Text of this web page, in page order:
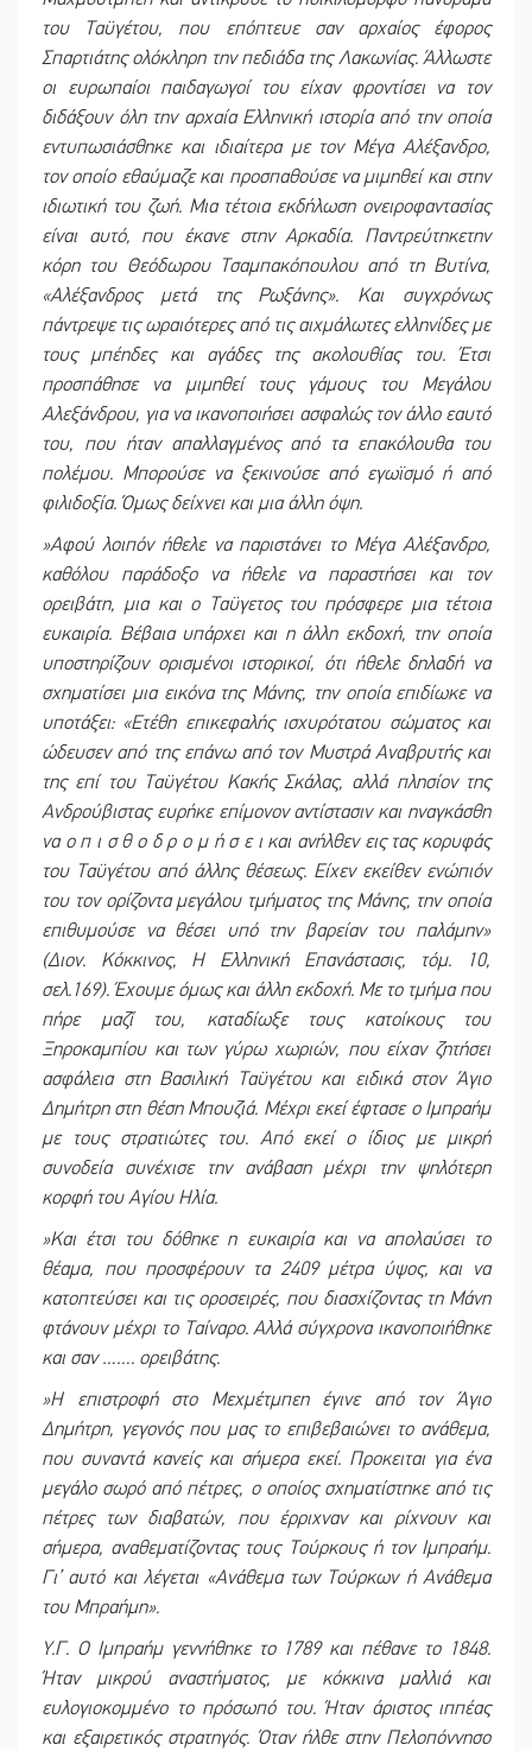
του Ταϋγέτου, που επόπτευε σαν αρχαίος έφορος
Σπαρτιάτης ολόκληρη την πεδιάδα της Λακωνίας. Άλλωστε
οι ευρωπαίοι παιδαγωγοί του είχαν φροντίσει να τον
διδάξουν όλη την αρχαία Ελληνική ιστορία από την οποία
εντυπωσιάσθηκε και ιδιαίτερα με τον Μέγα Αλέξανδρο,
τον οποίο εθαύμαζε και προσπαθούσε να μιμηθεί και στην
ιδιωτική του ζωή. Μια τέτοια εκδήλωση ονειροφαντασίας
είναι αυτό, που έκανε στην Αρκαδία. Παντρεύτηκετην
κόρη του Θεόδωρου Τσαμπακόπουλου από τη Βυτίνα,
«Αλέξανδρος μετά της Ρωξάνης». Και συγχρόνως
πάντρεψε τις ωραιότερες από τις αιχμάλωτες ελληνίδες με
τους μπέηδες και αγάδες της ακολουθίας του. Έτσι
προσπάθησε να μιμηθεί τους γάμους του Μεγάλου
Αλεξάνδρου, για να ικανοποιήσει ασφαλώς τον άλλο εαυτό
του, που ήταν απαλλαγμένος από τα επακόλουθα του
πολέμου. Μπορούσε να ξεκινούσε από εγωϊσμό ή από
φιλιδοξία. Όμως δείχνει και μια άλλη όψη.
»Αφού λοιπόν ήθελε να παριστάνει το Μέγα Αλέξανδρο,
καθόλου παράδοξο να ήθελε να παραστήσει και τον
ορειβάτη, μια και ο Ταϋγετος του πρόσφερε μια τέτοια
ευκαιρία. Βέβαια υπάρχει και η άλλη εκδοχή, την οποία
υποστηρίζουν ορισμένοι ιστορικοί, ότι ήθελε δηλαδή να
σχηματίσει μια εικόνα της Μάνης, την οποία επιδίωκε να
υποτάξει: «Ετέθη επικεφαλής ισχυρότατου σώματος και
ώδευσεν από της επάνω από τον Μυστρά Αναβρυτής και
της επί του Ταϋγέτου Κακής Σκάλας, αλλά πλησίον της
Ανδρούβιστας ευρήκε επίμονον αντίστασιν και ηναγκάσθη
να ο π ι σ θ ο δ ρ ο μ ή σ ε ι και ανήλθεν εις τας κορυφάς
του Ταϋγέτου από άλλης θέσεως. Είχεν εκείθεν ενώπιόν
του τον ορίζοντα μεγάλου τμήματος της Μάνης, την οποία
επιθυμούσε να θέσει υπό την βαρείαν του παλάμην»
(Διον. Κόκκινος, Η Ελληνική Επανάστασις, τόμ. 10,
σελ.169). Έχουμε όμως και άλλη εκδοχή. Με το τμήμα που
πήρε μαζί του, καταδίωξε τους κατοίκους του
Ξηροκαμπίου και των γύρω χωριών, που είχαν ζητήσει
ασφάλεια στη Βασιλική Ταϋγέτου και ειδικά στον Άγιο
Δημήτρη στη θέση Μπουζιά. Μέχρι εκεί έφτασε ο Ιμπραήμ
με τους στρατιώτες του. Από εκεί ο ίδιος με μικρή
συνοδεία συνέχισε την ανάβαση μέχρι την ψηλότερη
κορφή του Αγίου Ηλία.
»Και έτσι του δόθηκε η ευκαιρία και να απολαύσει το
θέαμα, που προσφέρουν τα 2409 μέτρα ύψος, και να
κατοπτεύσει και τις οροσειρές, που διασχίζοντας τη Μάνη
φτάνουν μέχρι το Ταίναρο. Αλλά σύγχρονα ικανοποιήθηκε
και σαν ……. ορειβάτης.
»Η επιστροφή στο Μεχμέτμπεη έγινε από τον Άγιο
Δημήτρη, γεγονός που μας το επιβεβαιώνει το ανάθεμα,
που συναντά κανείς και σήμερα εκεί. Προκειται για ένα
μεγάλο σωρό από πέτρες, ο οποίος σχηματίστηκε από τις
πέτρες των διαβατών, που έρριχναν και ρίχνουν και
σήμερα, αναθεματίζοντας τους Τούρκους ή τον Ιμπραήμ.
Γι’ αυτό και λέγεται «Ανάθεμα των Τούρκων ή Ανάθεμα
του Μπραήμη».
Υ.Γ. Ο Ιμπραήμ γεννήθηκε το 1789 και πέθανε το 1848.
Ήταν μικρού αναστήματος, με κόκκινα μαλλιά και
ευλογιοκομμένο το πρόσωπό του. Ήταν άριστος ιππέας
και εξαιρετικός στρατηγός. Όταν ήλθε στην Πελοπόννησο